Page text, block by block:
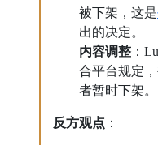
被下架，这是
出的决定。
内容调整 ：
合平台规定
者暂时下架。
反方观点 ：